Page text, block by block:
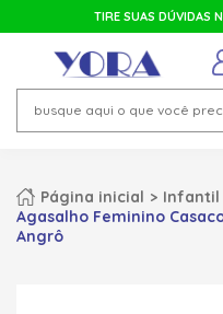
TIRE SUAS DÚVIDAS
Página inicial Infantil
Agasalho Feminino
Angrô